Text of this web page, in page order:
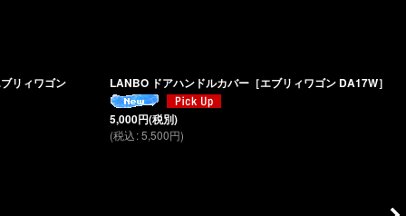
リィワゴン LANBO ドアハンドルカバー［エブリィワゴン DA17W］
5,000円(税別)
(税込: 5,500円)